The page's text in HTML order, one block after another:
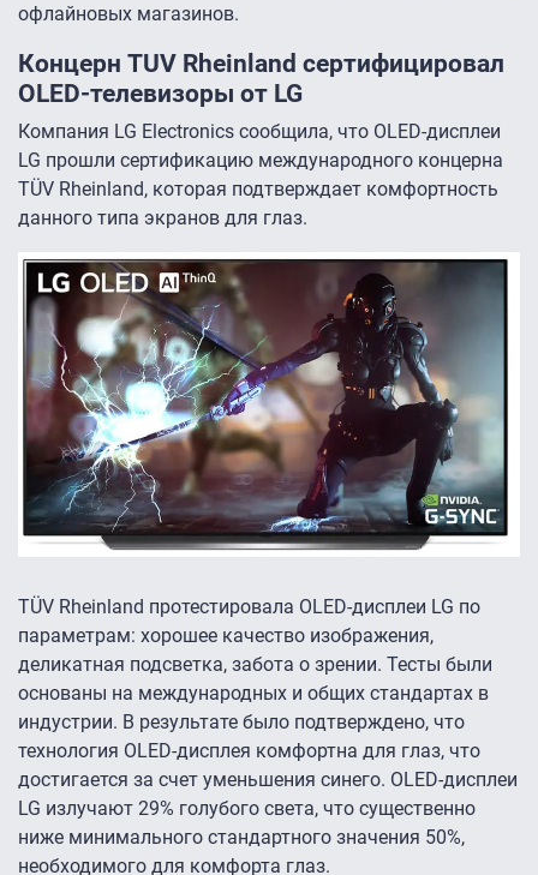
офлайновых магазинов.
Концерн TUV Rheinland сертифицировал
OLED-телевизоры от LG
Компания LG Electronics сообщила, что OLED-дисплеи
LG прошли сертификацию международного концерна
TÜV Rheinland, которая подтверждает комфортность
данного типа экранов для глаз.
TÜV Rheinland протестировала OLED-дисплеи LG по
параметрам: хорошее качество изображения,
деликатная подсветка, забота о зрении. Тесты были
основаны на международных и общих стандартах в
индустрии. В результате было подтверждено, что
технология OLED-дисплея комфортна для глаз, что
достигается за счет уменьшения синего. OLED-дисплеи
LG излучают 29% голубого света, что существенно
ниже минимального стандартного значения 50%,
необходимого для комфорта глаз.